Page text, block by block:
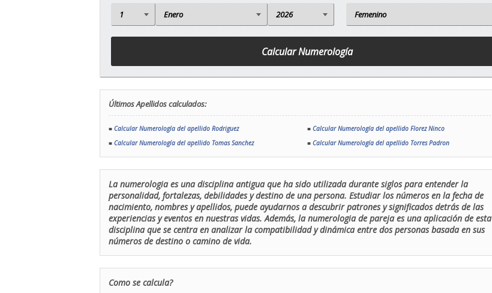
Últimos Apellidos calculados:
■ Calcular Numerología del apellido Rodriguez ■ Calcular Numerología del apellido Florez Ninco
■ Calcular Numerología del apellido Tomas Sanchez ■ Calcular Numerología del apellido Torres Padron
La numerologia es una disciplina antigua que ha sido utilizada durante siglos para entender la
personalidad, fortalezas, debilidades y destino de una persona. Estudiar los números en la fecha de
nacimiento, nombres y apellidos, puede ayudarnos a descubrir patrones y significados detrás de las
experiencias y eventos en nuestras vidas. Además, la numerologia de pareja es una aplicación de esta
disciplina que se centra en analizar la compatibilidad y dinámica entre dos personas basada en sus
números de destino o camino de vida.
Como se calcula?